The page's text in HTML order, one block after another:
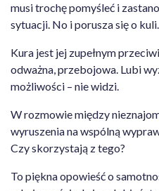
musi trochę pomyśleć i
sytuacji. No i porusza się o kuli.
Kura jest jej zupełnym
odważna, przebojowa. Lubi
możliwości – nie widzi.
W rozmowie między
wyruszenia na wspólną
Czy skorzystają z tego?
To piękna opowieść o